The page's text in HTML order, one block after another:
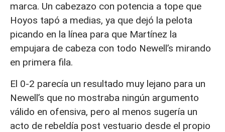
marca. Un cabezazo con potencia a tope que
Hoyos tapó a medias, ya que dejó la pelota
picando en la línea para que Martínez la
empujara de cabeza con todo Newell’s mirando
en primera fila.
El 0-2 parecía un resultado muy lejano para un
Newell’s que no mostraba ningún argumento
válido en ofensiva, pero al menos sugería un
acto de rebeldía post vestuario desde el propio